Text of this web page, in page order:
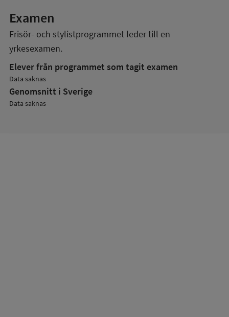
Examen
Frisör- och stylistprogrammet leder till en
yrkesexamen.
Elever från programmet som tagit examen
Data saknas
Genomsnitt i Sverige
Data saknas